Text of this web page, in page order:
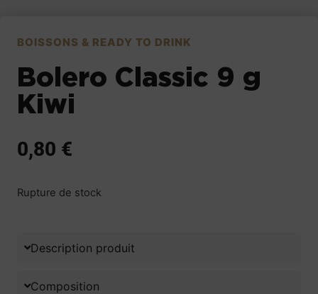
BOISSONS & READY TO DRINK
Bolero Classic 9 g
Kiwi
0,80 €
Rupture de stock
Description produit
Composition